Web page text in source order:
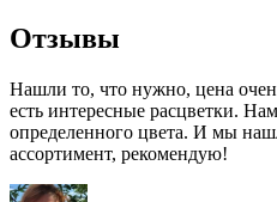
Отзывы
Нашли то, что нужно, цена
есть интересные расцветки.
определенного цвета. И мы
ассортимент, рекомендую!